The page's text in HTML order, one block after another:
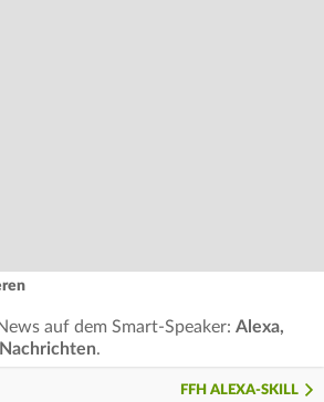
auf dem Smart-Speaker: Alexa,
.
FFH ALEXA-SKILL